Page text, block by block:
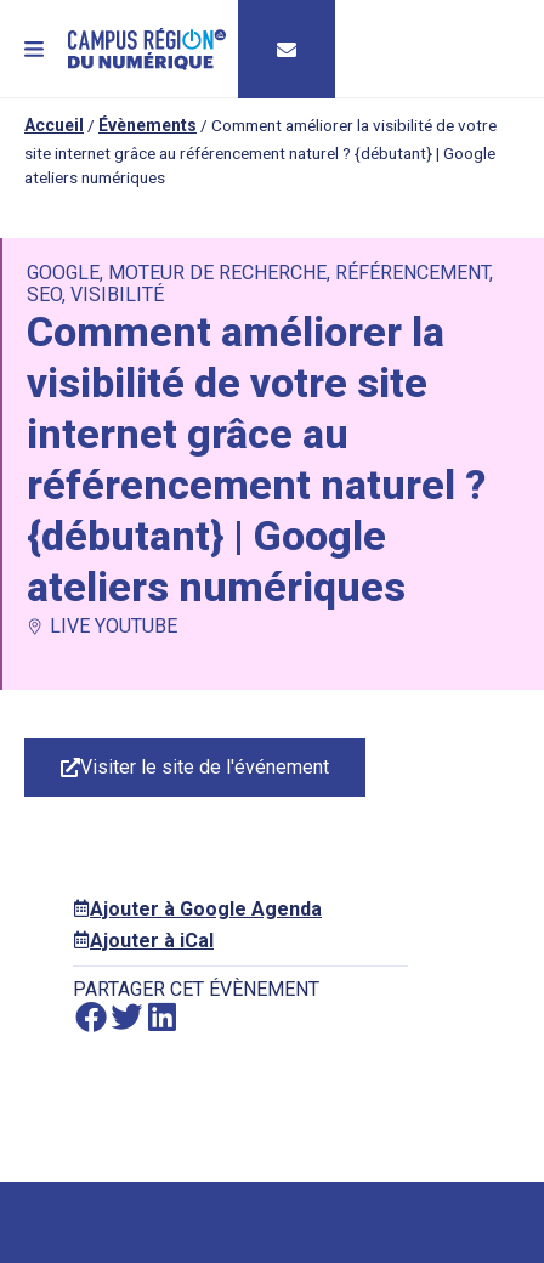
MENU
Accueil / Évènements / Comment améliorer la visibilité de votre
site internet grâce au référencement naturel ? {débutant} | Google
ateliers numériques
GOOGLE, MOTEUR DE RECHERCHE, RÉFÉRENCEMENT,
SEO, VISIBILITÉ
Comment améliorer la
visibilité de votre site
internet grâce au
référencement naturel ?
{débutant} | Google
ateliers numériques
LIVE YOUTUBE
Visiter le site de l'événement
Ajouter à Google Agenda
Ajouter à iCal
PARTAGER CET ÉVÈNEMENT